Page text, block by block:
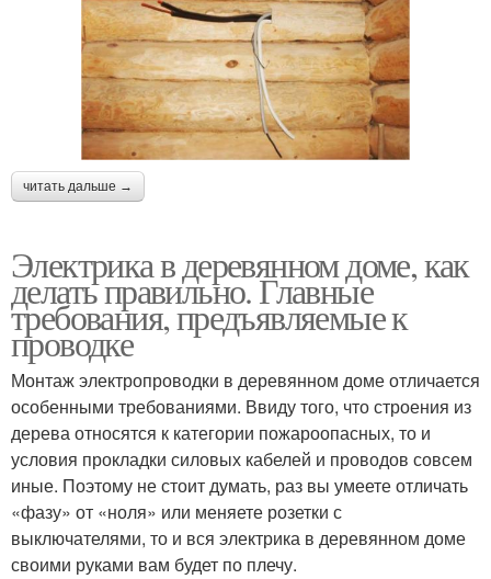
читать дальше →
Электрика в деревянном доме, как
делать правильно. Главные
требования, предъявляемые к
проводке
Монтаж электропроводки в деревянном доме отличается
особенными требованиями. Ввиду того, что строения из
дерева относятся к категории пожароопасных, то и
условия прокладки силовых кабелей и проводов совсем
иные. Поэтому не стоит думать, раз вы умеете отличать
«фазу» от «ноля» или меняете розетки с
выключателями, то и вся электрика в деревянном доме
своими руками вам будет по плечу.